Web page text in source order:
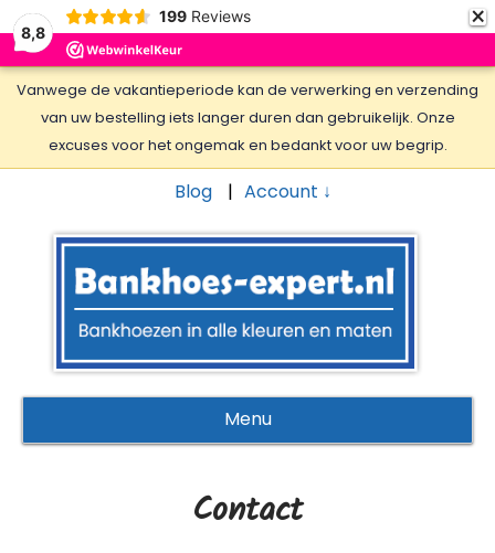
8,8
199 Reviews ×
Vanwege de vakantieperiode kan de verwerking en verzending
van uw bestelling iets langer duren dan gebruikelijk. Onze
excuses voor het ongemak en bedankt voor uw begrip.
Blog Account ↓
Menu
Contact